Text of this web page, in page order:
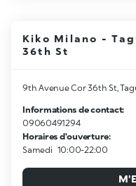
Kiko Milano -
36th St
9th Avenue Cor 36th St,
Informations de contact:
09060491294
Horaires d'ouverture:
Samedi 10:00-22:00